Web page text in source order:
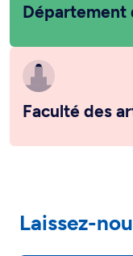
Département
Faculté des
Laissez-